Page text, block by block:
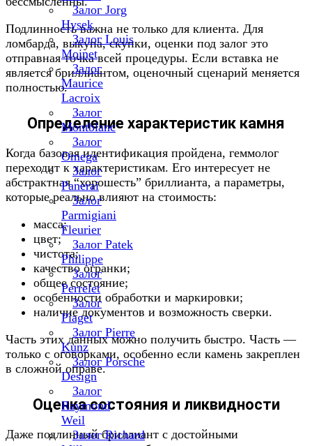
Залог Jorg
Hysek
Залог Louis
Moinet
Залог
Maurice
Lacroix
Залог
Montblanc
Залог
Omega
Залог
Panerai
Залог
Parmigiani
Fleurier
Залог Patek
Philippe
Залог
Perrelet
Залог
Piaget
Залог Pierre
Kunz
Залог Porsche
Design
Залог
Raymond
Weil
Залог Richard
Подлинность важна не только для клиента. Для
ломбарда, выкупа, скупки, оценки под залог это
отправная точка всей процедуры. Если вставка не
является бриллиантом, оценочный сценарий меняется
полностью.
Определение характеристик камня
Когда базовая идентификация пройдена, геммолог
переходит к характеристикам. Его интересует не
абстрактная “хорошесть” бриллианта, а параметры,
которые реально влияют на стоимость:
масса;
цвет;
чистота;
качество огранки;
общее состояние;
особенности обработки и маркировки;
наличие документов и возможность сверки.
Часть этих данных можно получить быстро. Часть —
только с оговорками, особенно если камень закреплен
в сложной оправе.
Оценка состояния и ликвидности
Даже подлинный бриллиант с достойными